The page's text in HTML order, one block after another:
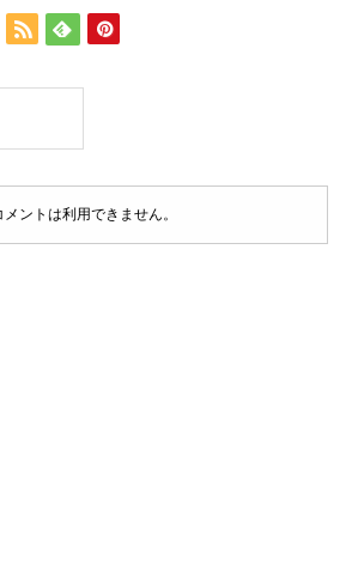
メントは利用できません。